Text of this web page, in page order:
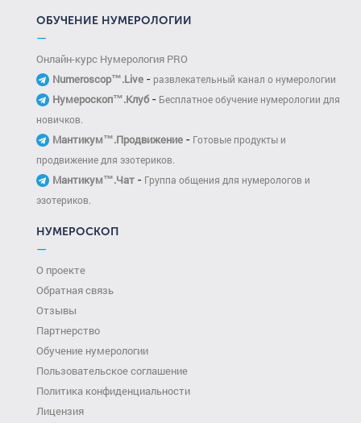
ОБУЧЕНИЕ НУМЕРОЛОГИИ
—
Онлайн-курс Нумерология PRO
Numeroscop™.Live - развлекательный канал о нумерологии
Нумероскоп™.Клуб- Бесплатное обучение нумерологии для
новичков.
Мантикум™.Продвижение - Готовые продукты и
продвижение для эзотериков.
Мантикум™.Чат - Группа общения для нумерологов и
эзотериков.
НУМЕРОСКОП
—
О проекте
Обратная связь
Отзывы
Партнерство
Обучение нумерологии
Пользовательское соглашение
Политика конфиденциальности
Лицензия